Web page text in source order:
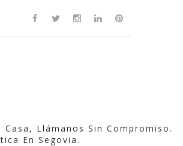
Llámanos Sin Compromiso.
En Segovia.